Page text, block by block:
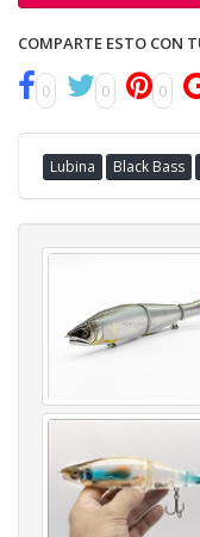
COMPARTE ESTO CON
0 0 0
Lubina Black Bass